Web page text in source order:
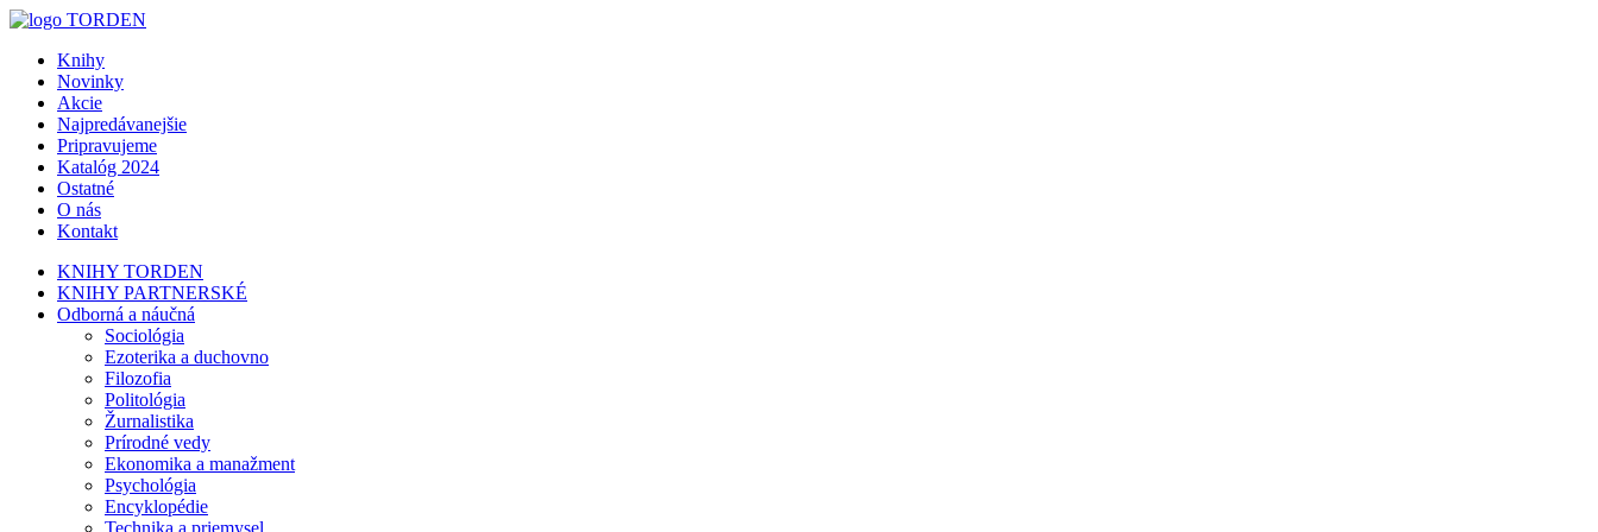
Knihy
Novinky
Akcie
Najpredávanejšie
Pripravujeme
Katalóg 2024
Ostatné
O nás
Kontakt
KNIHY TORDEN
KNIHY PARTNERSKÉ
Odborná a náučná
Sociológia
Ezoterika a duchovno
Filozofia
Politológia
Žurnalistika
Prírodné vedy
Ekonomika a manažment
Psychológia
Encyklopédie
Technika a priemysel